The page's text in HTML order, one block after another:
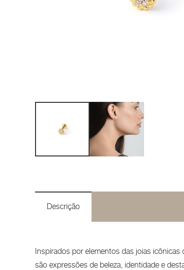
Descrição
Inspirados por elementos das joias
são expressões de beleza, identidade e